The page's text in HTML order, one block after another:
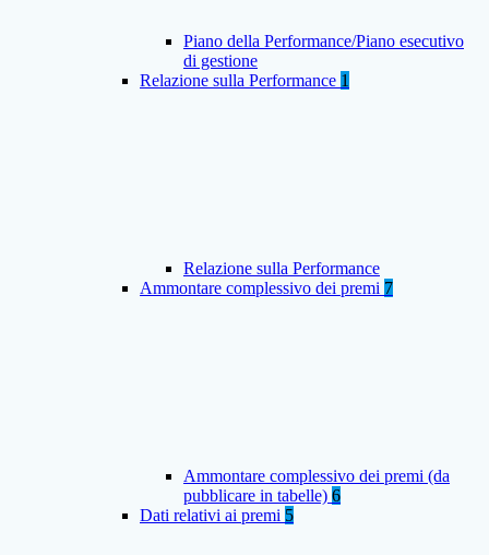
Piano della Performance/Piano esecutivo
di gestione
Relazione sulla Performance 1
Relazione sulla Performance
Ammontare complessivo dei premi 7
Ammontare complessivo dei premi (da
pubblicare in tabelle) 6
Dati relativi ai premi 5